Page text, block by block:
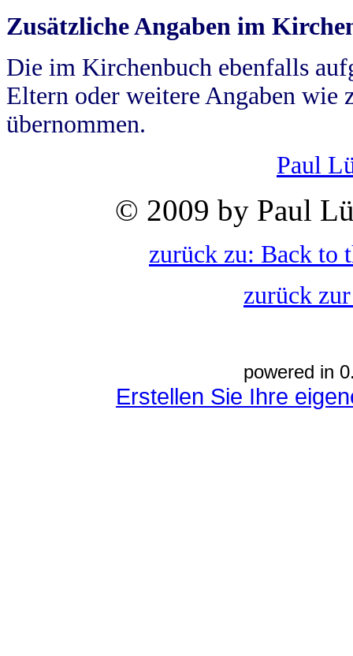
Zusätzliche Angaben im
Die im Kirchenbuch ebenfalls
Eltern oder weitere Angaben wie
übernommen.
Paul
© 2009 by Paul
zurück zu: Back to
zurück
powered in
Erstellen Sie Ihre